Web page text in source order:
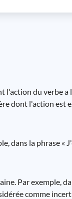
l'action du verbe a
dont l'action est
dans la phrase «
Par exemple,
comme